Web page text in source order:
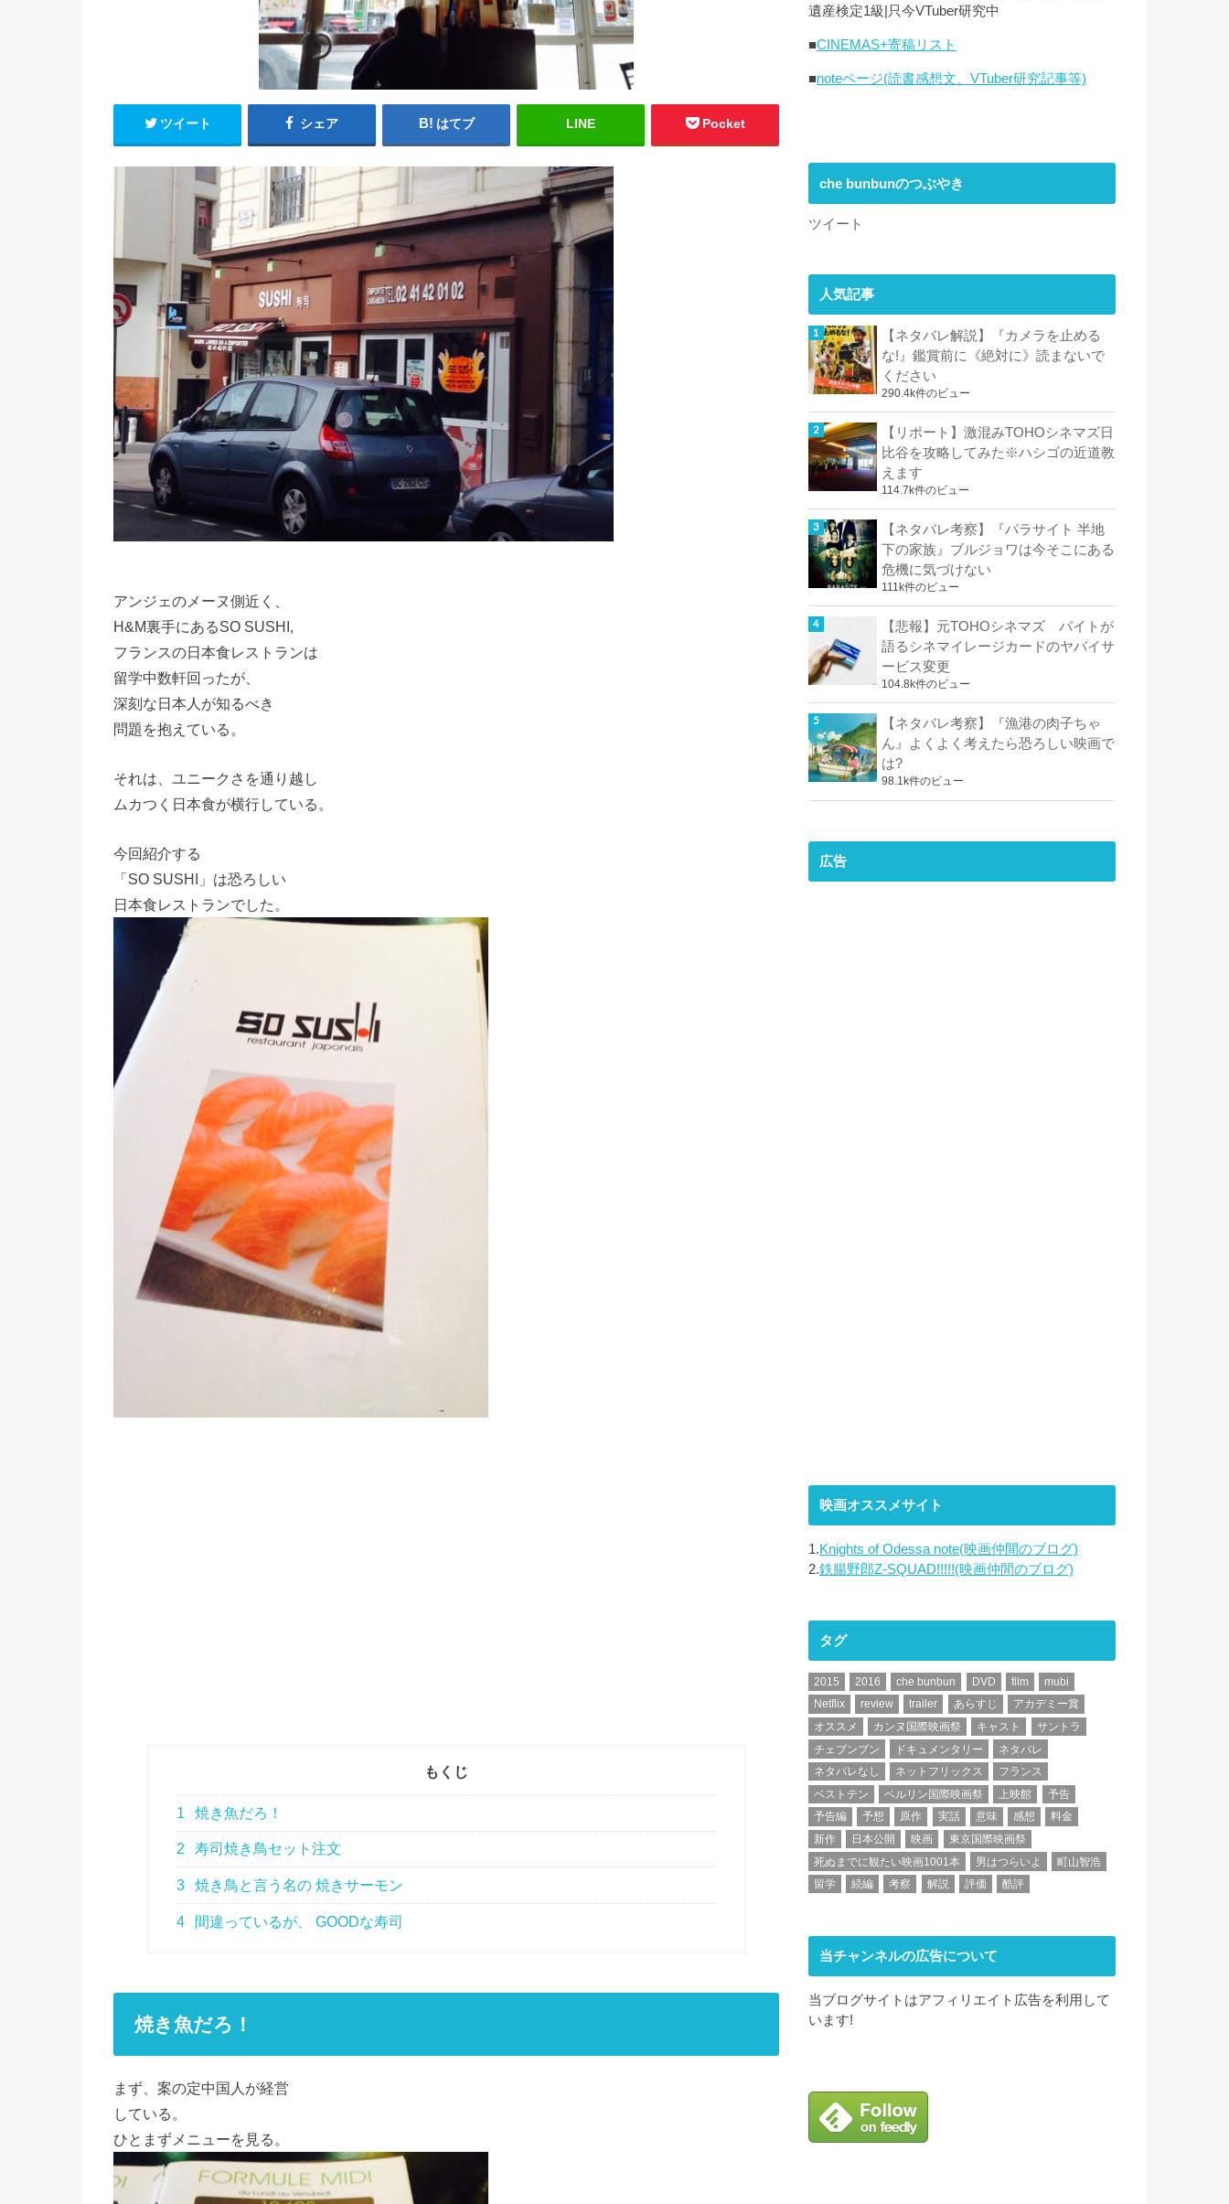
ツイート シェア はてブ LINE Pocket
アンジェのメーヌ側近く、
H&M裏手にあるSO SUSHI,
フランスの日本食レストランは
留学中数軒回ったが、
深刻な日本人が知るべき
問題を抱えている。
それは、ユニークさを通り越し
ムカつく日本食が横行している。
今回紹介する
「SO SUSHI」は恐ろしい
日本食レストランでした。
もくじ
1 焼き魚だろ！
2 寿司焼き鳥セット注文
3 焼き鳥と言う名の 焼きサーモン
4 間違っているが、 GOODな寿司
焼き魚だろ！
まず、案の定中国人が経営
している。
ひとまずメニューを見る。
遺産検定1級|只今VTuber研究中
■CINEMAS+寄稿リスト
■noteページ(読書感想文、VTuber研究記事等)
che bunbunのつぶやき
ツイート
人気記事
【ネタバレ解説】『カメラを止める
な!』鑑賞前に《絶対に》読まないで
ください
290.4k件のビュー
【リポート】激混みTOHOシネマズ日
比谷を攻略してみた※ハシゴの近道教
えます
114.7k件のビュー
【ネタバレ考察】『パラサイト 半地
下の家族』ブルジョワは今そこにある
危機に気づけない
111k件のビュー
【悲報】元TOHOシネマズ バイトが
語るシネマイレージカードのヤバイサ
ービス変更
104.8k件のビュー
【ネタバレ考察】『漁港の肉子ちゃ
ん』よくよく考えたら恐ろしい映画で
は?
98.1k件のビュー
広告
映画オススメサイト
1.Knights of Odessa note(映画仲間のブログ)
2.鉄腸野郎Z-SQUAD!!!!!(映画仲間のブログ)
タグ
2015 2016 che bunbun DVD film
mubi
Netflix
review trailer あらすじ
アカデミー賞
オススメ
カンヌ国際映画祭 キャスト
サントラ
チェブンブン
ドキュメンタリー
ネタバレ
ネタバレなし
ネットフリックス
フランス
ベストテン
ベルリン国際映画祭 上映館
予告
予告編
予想 原作 実話 意味 感想
料金
新作
日本公開 映画
東京国際映画祭
死ぬまでに観たい映画1001本
男はつらいよ
町山智浩
留学
続編 考察 解説 評価 酷評
当チャンネルの広告について
当ブログサイトはアフィリエイト広告を利用して
います!